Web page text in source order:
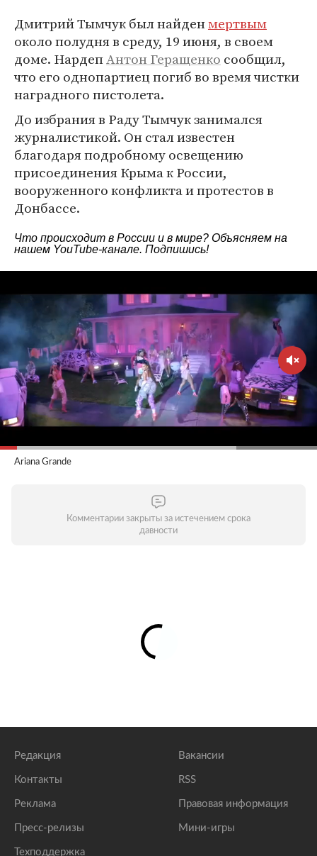
Дмитрий Тымчук был найденмертвым
около полудня в среду, 19 июня, в своем
доме. НардепАнтон Геращенко сообщил,
что его однопартиец погиб во время чистки
наградного пистолета.
До избрания в Раду Тымчук занимался
журналистикой. Он стал известен
благодаря подробному освещению
присоединения Крыма к России,
вооруженного конфликта и протестов в
Донбассе.
Что происходит в России и в мире? Объясняем на
нашем YouTube-канале. Подпишись!
Ariana Grande
Комментарии закрыты за истечением срока
давности
Редакция
Контакты
Реклама
Пресс-релизы
Техподдержка
Вакансии
RSS
Правовая информация
Мини-игры